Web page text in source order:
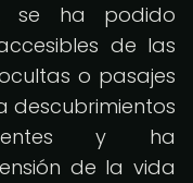
se ha podido
de las
o pasajes
descubrimientos
y ha
de la vida